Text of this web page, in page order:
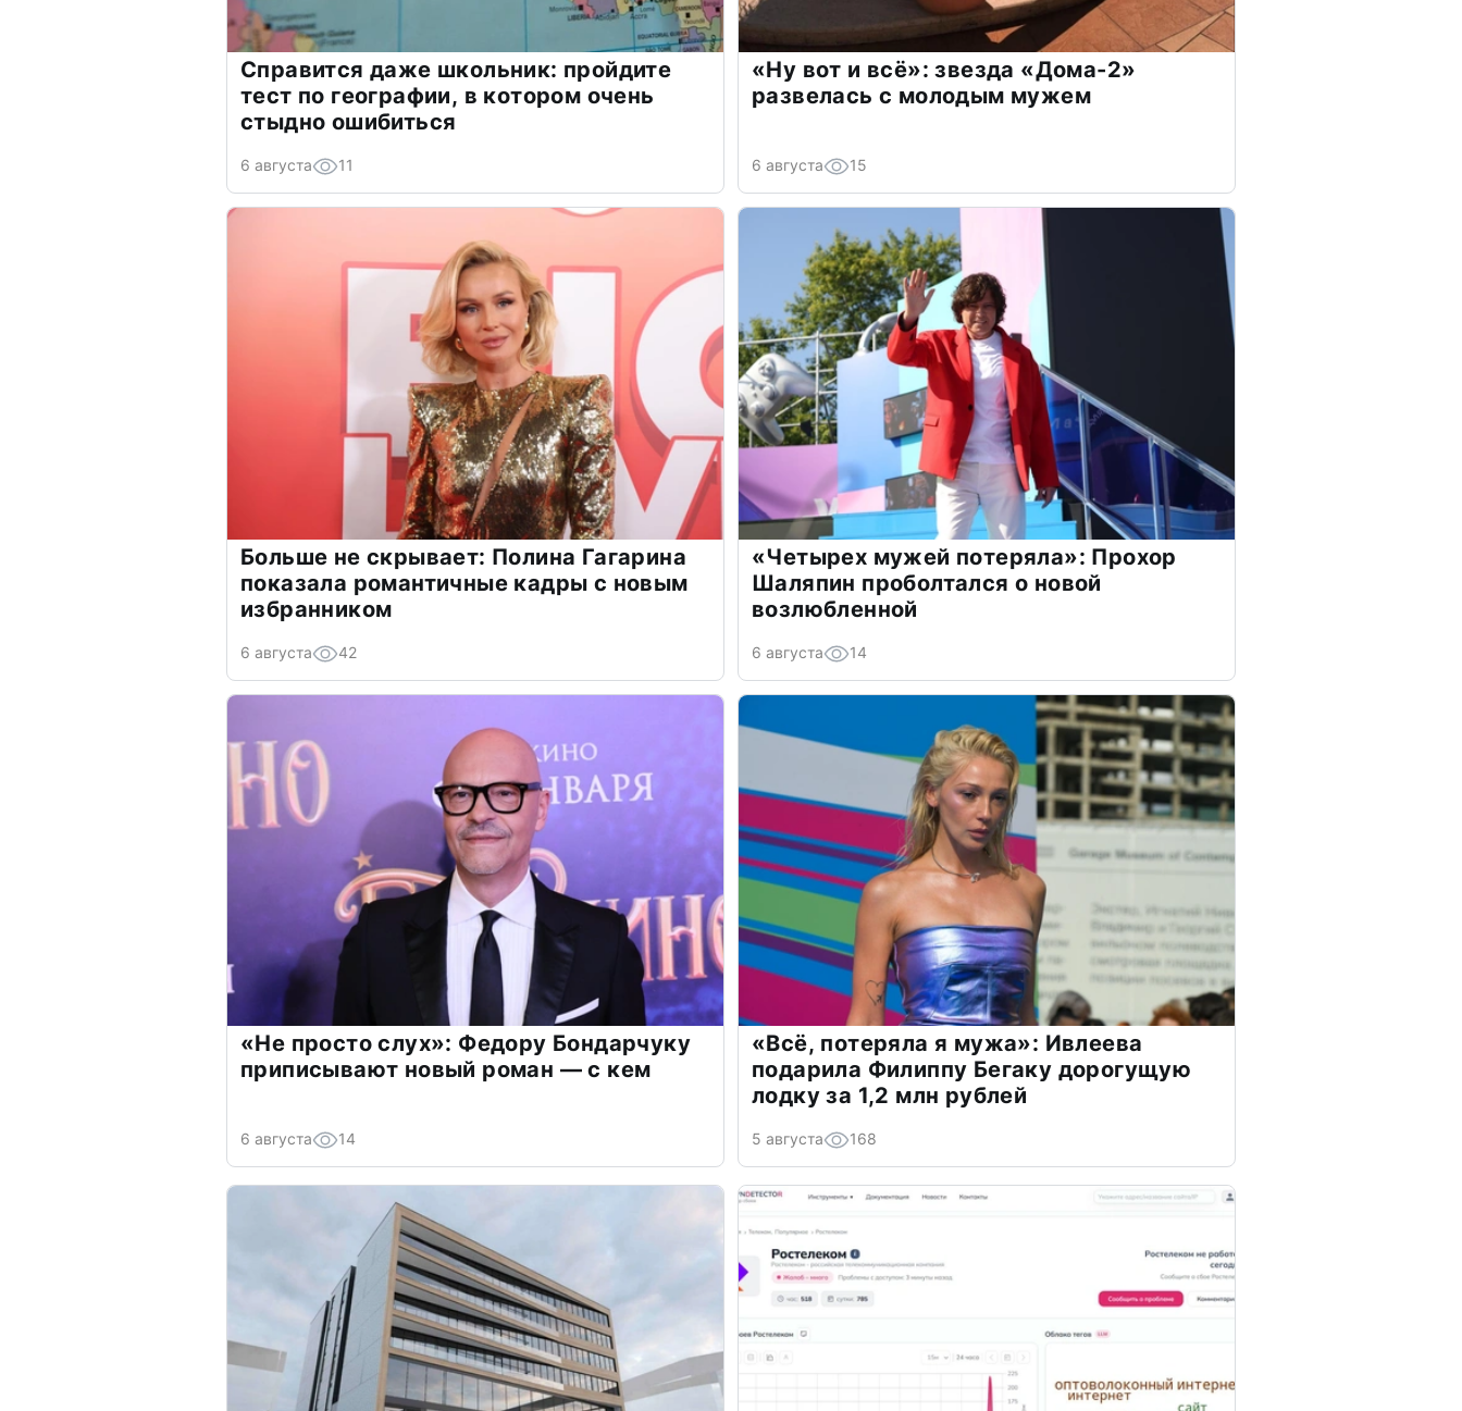
Справится даже школьник: пройдите
тест по географии, в котором очень
стыдно ошибиться
6 августа 11
«Ну вот и всё»: звезда «Дома-2»
развелась с молодым мужем
6 августа 15
Больше не скрывает: Полина Гагарина
показала романтичные кадры с новым
избранником
6 августа 42
«Четырех мужей потеряла»: Прохор
Шаляпин проболтался о новой
возлюбленной
6 августа 14
«Не просто слух»: Федору Бондарчуку
приписывают новый роман — с кем
6 августа 14
«Всё, потеряла я мужа»: Ивлеева
подарила Филиппу Бегаку дорогущую
лодку за 1,2 млн рублей
5 августа 168